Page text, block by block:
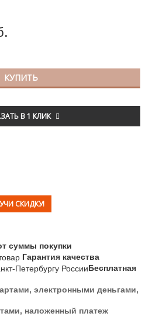
КУПИТЬ
В 1 КЛИК
СКИДКУ!
суммы покупки
Гарантия качества
Бесплатная
наложенный платеж